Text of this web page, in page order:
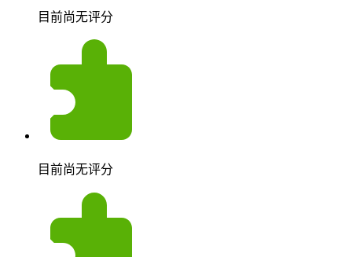
目前尚无评分
目前尚无评分